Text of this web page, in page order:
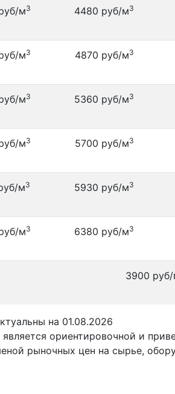
м3 4480 руб/м3
м3 4870 руб/м3
м3 5360 руб/м3
м3 5700 руб/м3
м3 5930 руб/м3
м3 6380 руб/м3
3900
на 01.08.2026
ориентировочной и
рыночных цен на сырье,